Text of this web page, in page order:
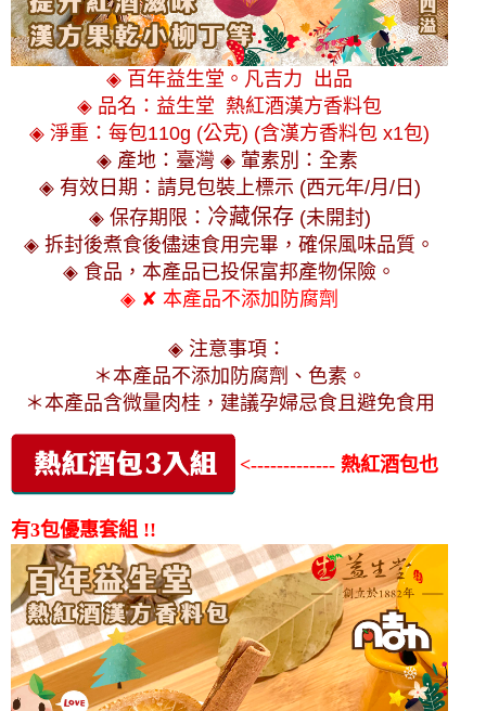
◈ 百年益生堂。凡吉力 出品
◈ 品名：益生堂 熱紅酒漢方香料包
◈ 淨重：每包110g (公克) (含漢方香料包 x1包)
◈ 產地：臺灣 ◈ 葷素別：全素
◈ 有效日期：請見包裝上標示 (西元年/月/日)
◈ 保存期限： 冷藏保存(未開封)
◈ 拆封後煮食後儘速食用完畢，確保風味品質。
◈ 食品，本產品已投保富邦產物保險。
◈ ✘ 本產品不添加防腐劑
◈ 注意事項：
＊本產品不添加防腐劑、色素 。
＊本產品含微量肉桂，建議孕婦忌食且避免食用
<------------- 熱紅酒包也
有3包優惠套組 !!